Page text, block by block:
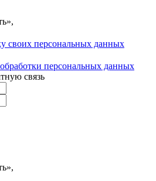
своих персональных данных
персональных данных
связь